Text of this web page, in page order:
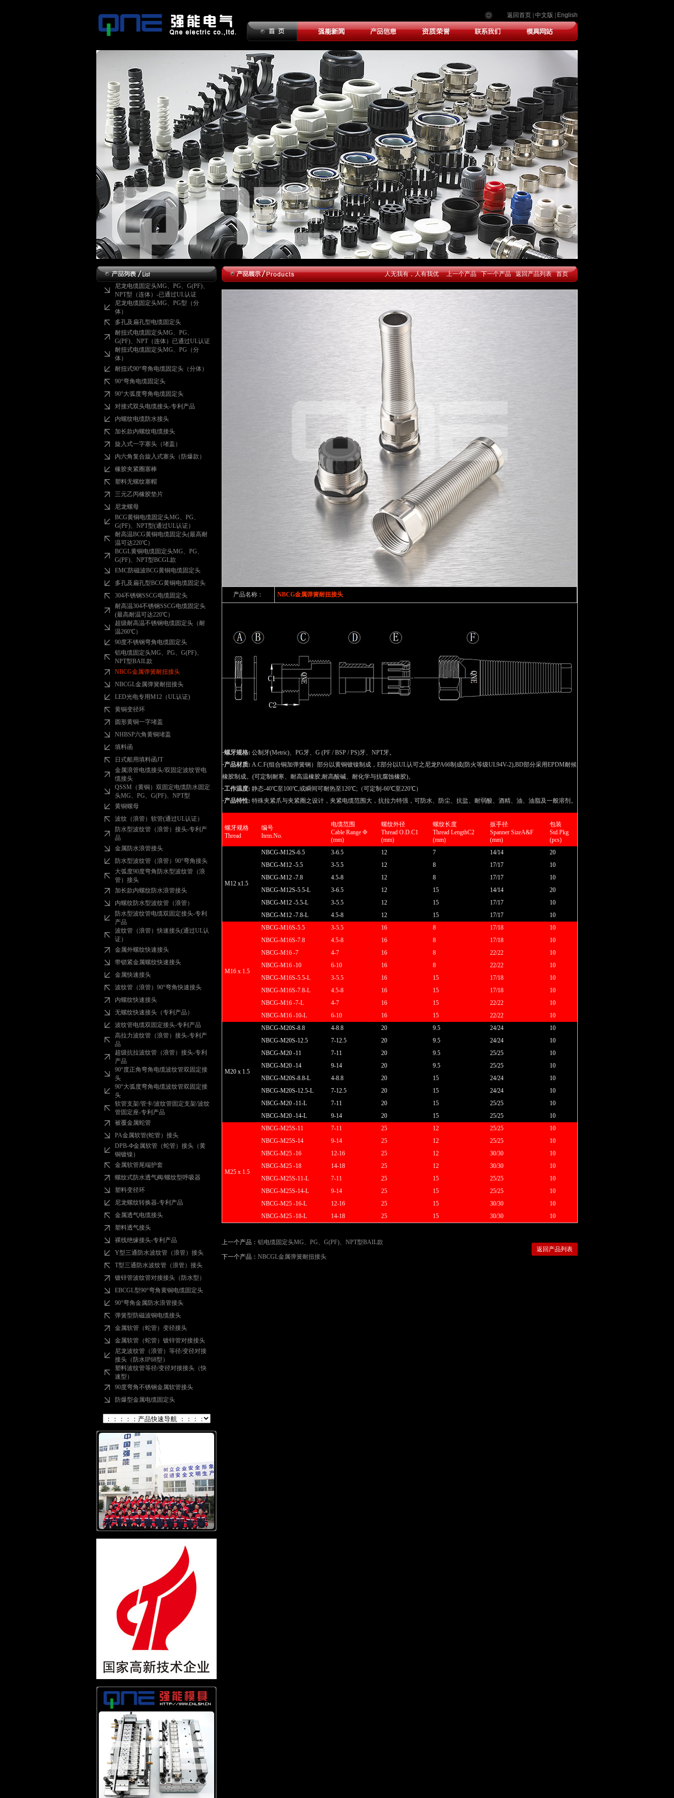
返回首页 中文版 English
尼龙电缆固定头MG、PG、G(PF)、
NPT型（连体）-已通过UL认证
尼龙电缆固定头MG、PG型（分
体）
多孔及扁孔型电缆固定头
耐扭式电缆固定头MG、PG、
G(PF)、NPT（连体）已通过UL认证
耐扭式电缆固定头MG、PG（分
体）
耐扭式90°弯角电缆固定头（分体）
90°弯角电缆固定头
90°大弧度弯角电缆固定头
对接式双头电缆接头-专利产品
内螺纹电缆防水接头
加长款内螺纹电缆接头
旋入式一字塞头（堵盖）
内六角复合旋入式塞头（防爆款）
橡胶夹紧圈塞棒
塑料无螺纹塞帽
三元乙丙橡胶垫片
尼龙螺母
BCG黄铜电缆固定头MG、PG、
G(PF)、NPT型(通过UL认证）
耐高温BCG黄铜电缆固定头(最高耐
温可达220℃）
BCGL黄铜电缆固定头MG、PG、
G(PF)、NPT型BCGL款
EMC防磁波BCG黄铜电缆固定头
多孔及扁孔型BCG黄铜电缆固定头
304不锈钢SSCG电缆固定头
耐高温304不锈钢SSCG电缆固定头
(最高耐温可达220℃）
超级耐高温不锈钢电缆固定头（耐
温260℃）
90度不锈钢弯角电缆固定头
铝电缆固定头MG、PG、G(PF)、
NPT型BAIL款
NBCG金属弹簧耐扭接头
NBCGL金属弹簧耐扭接头
LED光电专用M12（UL认证)
黄铜变径环
圆形黄铜一字堵盖
NHBSP六角黄铜堵盖
填料函
日式船用填料函JT
金属浪管电缆接头/双固定波纹管电
缆接头
QSSM（黄铜）双固定电缆防水固定
头MG、PG、G(PF)、NPT型
黄铜螺母
波纹（浪管）软管(通过UL认证）
防水型波纹管（浪管）接头-专利产
品
金属防水浪管接头
防水型波纹管（浪管）90°弯角接头
大弧度90度弯角防水型波纹管（浪
管）接头
加长款内螺纹防水浪管接头
内螺纹防水型波纹管（浪管）
防水型波纹管电缆双固定接头-专利
产品
波纹管（浪管）快速接头(通过UL认
证）
金属外螺纹快速接头
带锁紧金属螺纹快速接头
金属快速接头
波纹管（浪管）90°弯角快速接头
内螺纹快速接头
无螺纹快速接头（专利产品）
波纹管电缆双固定接头-专利产品
高拉力波纹管（浪管）接头-专利产
品
超级抗拉波纹管（浪管）接头-专利
产品
90°度正角弯角电缆波纹管双固定接
头
90°大弧度弯角电缆波纹管双固定接
头
软管支架/管卡/波纹管固定支架/波纹
管固定座-专利产品
被覆金属蛇管
PA金属软管(蛇管）接头
DPB-Ф金属软管（蛇管）接头（黄
铜镀镍）
金属软管尾端护套
螺纹式防水透气阀/螺纹型呼吸器
塑料变径环
尼龙螺纹转换器-专利产品
金属透气电缆接头
塑料透气接头
裸线绝缘接头-专利产品
Y型三通防水波纹管（浪管）接头
T型三通防水波纹管（浪管）接头
镀锌管波纹管对接接头（防水型）
EBCGL型90°弯角黄铜电缆固定头
90°弯角金属防水浪管接头
弹簧型防磁波铜电缆接头
金属软管（蛇管）变径接头
金属软管（蛇管）镀锌管对接接头
尼龙波纹管（浪管）等径/变径对接
接头（防水IP68型）
塑料波纹管等径/变径对接接头（快
速型）
90度弯角不锈钢金属软管接头
防爆型金属电缆固定头
人无我有，人有我优 上一个产品 下一个产品 返回产品列表 首页
产品名称： NBCG金属弹簧耐扭接头
·螺牙规格: 公制牙(Metric)、PG牙、G (PF / BSP / PS)牙、NPT牙。
·产品材质: A.C.F(组合铜加弹簧钢）部分以黄铜镀镍制成，E部分以UL认可之尼龙PA66制成(防火等级UL94V-2),BD部分采用EPDM耐候
橡胶制成。(可定制耐寒、耐高温橡胶;耐高酸碱、耐化学与抗腐蚀橡胶)。
·工作温度: 静态-40℃至100℃,或瞬间可耐热至120℃;（可定制-60℃至220℃）
·产品特性: 特殊夹紧爪与夹紧圈之设计，夹紧电缆范围大，抗拉力特强，可防水、防尘、抗盐、耐弱酸、酒精、油、油脂及一般溶剂。
螺牙规格
Thread
编号
Item.No.
电缆范围
Cable Range Ф
(mm)
螺纹外径
Thread O.D.C1
(mm)
螺纹长度
Thread LengthC2
(mm)
扳手径
Spanner SizeA&F
(mm)
包装
Std.Pkg
(pcs)
M12 x1.5
NBCG-M12S-6.5 3-6.5 12 7 14/14
20
NBCG-M12 -5.5 3-5.5 12 8 17/17
10
NBCG-M12 -7.8 4.5-8 12 8 17/17
10
NBCG-M12S-5.5-L 3-6.5 12 15 14/14
20
NBCG-M12 -5.5-L 3-5.5 12 15 17/17
10
NBCG-M12 -7.8-L 4.5-8 12 15 17/17 10
M16 x 1.5
NBCG-M16S-5.5 3-5.5 16 8 17/18
10
NBCG-M16S-7.8 4.5-8 16 8 17/18
10
NBCG-M16 -7 4-7 16 8 22/22
10
NBCG-M16 -10 6-10 16 8 22/22
10
NBCG-M16S-5.5-L 3-5.5 16 15 17/18
10
NBCG-M16S-7.8-L 4.5-8 16 15 17/18
10
NBCG-M16 -7-L 4-7 16 15 22/22
10
NBCG-M16 -10-L 6-10 16 15 22/22 10
M20 x 1.5
NBCG-M20S-8.8 4-8.8 20 9.5 24/24
10
NBCG-M20S-12.5 7-12.5 20 9.5 24/24
10
NBCG-M20 -11 7-11 20 9.5 25/25
10
NBCG-M20 -14 9-14 20 9.5 25/25
10
NBCG-M20S-8.8-L 4-8.8 20 15 24/24
10
NBCG-M20S-12.5-L 7-12.5 20 15 24/24
10
NBCG-M20 -11-L 7-11 20 15 25/25
10
NBCG-M20 -14-L 9-14 20 15 25/25 10
M25 x 1.5
NBCG-M25S-11 7-11 25 12 25/25
10
NBCG-M25S-14 9-14 25 12 25/25
10
NBCG-M25 -16 12-16 25 12 30/30
10
NBCG-M25 -18 14-18 25 12 30/30
10
NBCG-M25S-11-L 7-11 25 15 25/25
10
NBCG-M25S-14-L 9-14 25 15 25/25
10
NBCG-M25 -16-L 12-16 25 15 30/30
10
NBCG-M25 -18-L 14-18 25 15 30/30 10
上一个产品： 铝电缆固定头MG、PG、G(PF)、NPT型BAIL款
下一个产品： NBCGL金属弹簧耐扭接头
返回产品列表